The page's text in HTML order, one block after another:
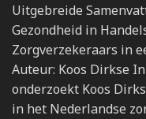
Uitgebreide
Gezondheid in
Zorgverzekeraars in
Auteur: Koos Dirkse
onderzoekt Koos
in het Nederlandse